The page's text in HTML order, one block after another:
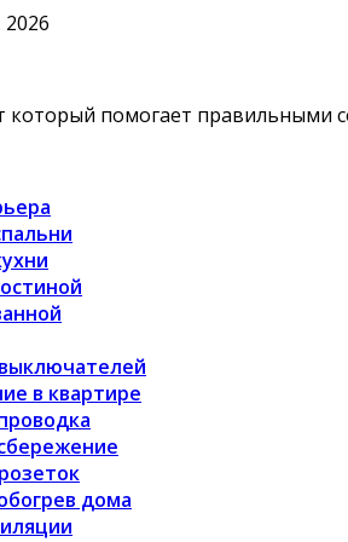
2026
который помогает правильными
в квартире
дома